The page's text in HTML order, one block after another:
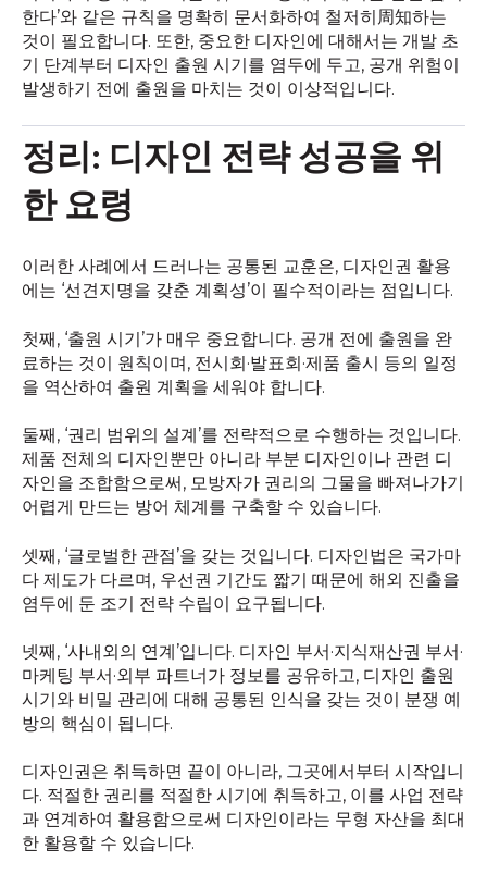
한다’와 같은 규칙을 명확히 문서화하여 철저히周知하는
것이 필요합니다. 또한, 중요한 디자인에 대해서는 개발 초
기 단계부터 디자인 출원 시기를 염두에 두고, 공개 위험이
발생하기 전에 출원을 마치는 것이 이상적입니다.
정리: 디자인 전략 성공을 위
한 요령
이러한 사례에서 드러나는 공통된 교훈은, 디자인권 활용
에는 ‘선견지명을 갖춘 계획성’이 필수적이라는 점입니다.
첫째, ‘출원 시기’가 매우 중요합니다. 공개 전에 출원을 완
료하는 것이 원칙이며, 전시회·발표회·제품 출시 등의 일정
을 역산하여 출원 계획을 세워야 합니다.
둘째, ‘권리 범위의 설계’를 전략적으로 수행하는 것입니다.
제품 전체의 디자인뿐만 아니라 부분 디자인이나 관련 디
자인을 조합함으로써, 모방자가 권리의 그물을 빠져나가기
어렵게 만드는 방어 체계를 구축할 수 있습니다.
셋째, ‘글로벌한 관점’을 갖는 것입니다. 디자인법은 국가마
다 제도가 다르며, 우선권 기간도 짧기 때문에 해외 진출을
염두에 둔 조기 전략 수립이 요구됩니다.
넷째, ‘사내외의 연계’입니다. 디자인 부서·지식재산권 부서·
마케팅 부서·외부 파트너가 정보를 공유하고, 디자인 출원
시기와 비밀 관리에 대해 공통된 인식을 갖는 것이 분쟁 예
방의 핵심이 됩니다.
디자인권은 취득하면 끝이 아니라, 그곳에서부터 시작입니
다. 적절한 권리를 적절한 시기에 취득하고, 이를 사업 전략
과 연계하여 활용함으로써 디자인이라는 무형 자산을 최대
한 활용할 수 있습니다.